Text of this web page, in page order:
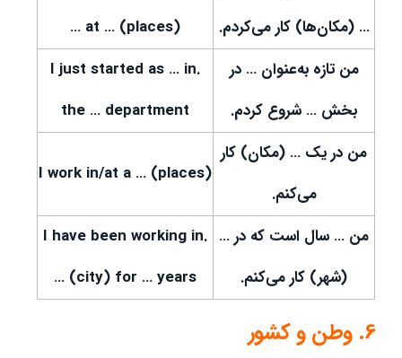
… (مکان‌ها) کار می‌کردم.
… at … (places)
من تازه به‌عنوان … در
بخش … شروع کردم.
.I just started as … in
the … department
من در یک … (مکان) کار
می‌کنم.
I work in/at a … (places)
من … سال است که در …
(شهر) کار می‌کنم.
.I have been working in
… (city) for … years
6. وطن و کشور